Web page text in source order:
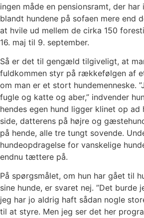
ingen måde en pensionsramt, der
blandt hundene på sofaen mere end
at hvile ud mellem de cirka 150
16. maj til 9. september.
Så er det til gengæld tilgiveligt, at
fuldkommen styr på rækkefølgen af
om man er et stort hundemenneske.
fugle og katte og aber,” indvender
hendes egen hund ligger klinet op ad
side, datterens på højre og
på hende, alle tre tungt sovende.
hundeopdragelse for vanskelige
endnu tættere på.
På spørgsmålet, om hun har gået til
sine hunde, er svaret nej. ”Det burde
jeg har jo aldrig haft sådan nogle
til at styre. Men jeg ser det her